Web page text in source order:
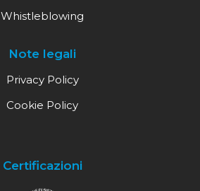
Whistleblowing
Note legali
Privacy Policy
Cookie Policy
Certificazioni